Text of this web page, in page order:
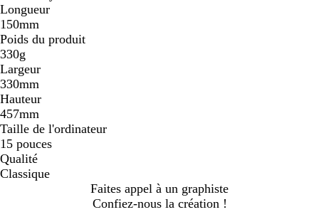
Longueur
150mm
Poids du produit
330g
Largeur
330mm
Hauteur
457mm
Taille de l'ordinateur
15 pouces
Qualité
Classique
Faites appel à un graphiste
Confiez-nous la création !